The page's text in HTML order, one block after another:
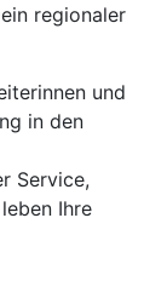
regionaler
und
in den
Service,
Ihre